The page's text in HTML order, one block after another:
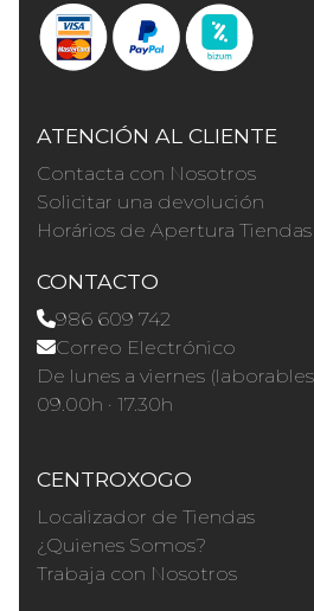
ATENCIÓN AL CLIENTE
Contacta con Nosotros
Solicitar una devolución
Horários de Apertura Tiendas
CONTACTO
986 609 742
Correo Electrónico
De lunes a viernes
09.00h · 17.30h
CENTROXOGO
Localizador de Tiendas
¿Quienes Somos?
Trabaja con Nosotros